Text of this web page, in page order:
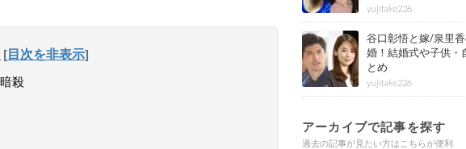
[目次を非表示]
殺
め
yujitake226
谷口彰悟と嫁/泉里
婚！結婚式や子供・
とめ
yujitake226
アーカイブで記事を探す
過去の記事が見たい方はこちらが便利